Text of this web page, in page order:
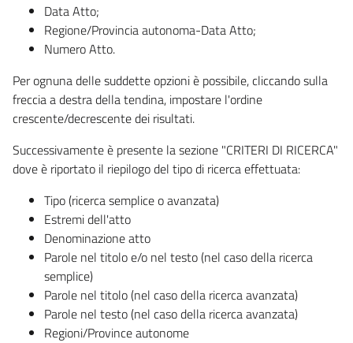
Data Atto;
Regione/Provincia autonoma-Data Atto;
Numero Atto.
Per ognuna delle suddette opzioni è possibile, cliccando sulla
freccia a destra della tendina, impostare l'ordine
crescente/decrescente dei risultati.
Successivamente è presente la sezione "CRITERI DI RICERCA"
dove è riportato il riepilogo del tipo di ricerca effettuata:
Tipo (ricerca semplice o avanzata)
Estremi dell'atto
Denominazione atto
Parole nel titolo e/o nel testo (nel caso della ricerca
semplice)
Parole nel titolo (nel caso della ricerca avanzata)
Parole nel testo (nel caso della ricerca avanzata)
Regioni/Province autonome